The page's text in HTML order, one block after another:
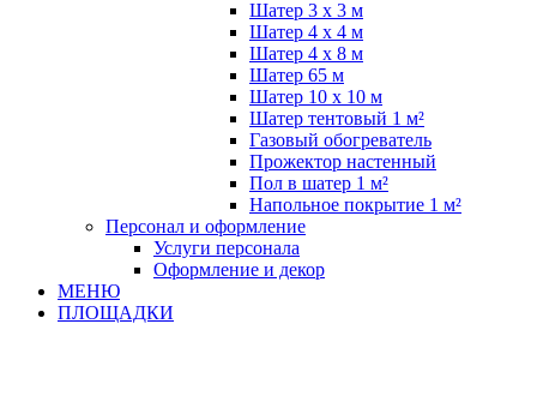
Шатер 3 х 3 м
Шатер 4 х 4 м
Шатер 4 х 8 м
Шатер 65 м
Шатер 10 х 10 м
Шатер тентовый 1 м²
Газовый обогреватель
Прожектор настенный
Пол в шатер 1 м²
Напольное покрытие 1 м²
Персонал и оформление
Услуги персонала
Оформление и декор
МЕНЮ
ПЛОЩАДКИ